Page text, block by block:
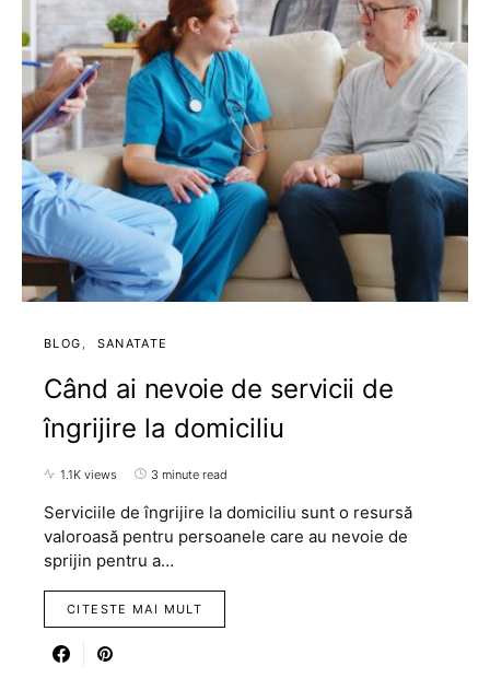
BLOG SANATATE
Când ai nevoie de servicii de
îngrijire la domiciliu
1.1K views 3 minute read
Serviciile de îngrijire la domiciliu sunt o resursă
valoroasă pentru persoanele care au nevoie de
sprijin pentru a…
CITESTE MAI MULT